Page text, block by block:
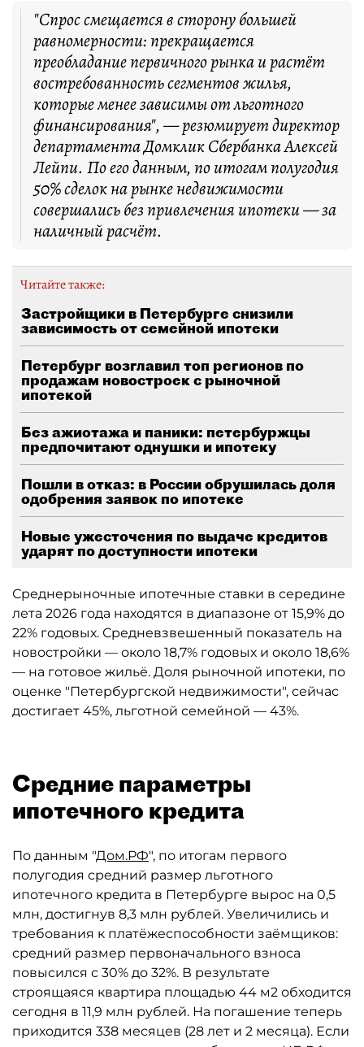
"Спрос смещается в сторону большей
равномерности: прекращается
преобладание первичного рынка и растёт
востребованность сегментов жилья,
которые менее зависимы от льготного
финансирования", — резюмирует директор
департамента Домклик Сбербанка Алексей
Лейпи. По его данным, по итогам полугодия
50% сделок на рынке недвижимости
совершались без привлечения ипотеки — за
наличный расчёт.
Читайте также:
Застройщики в Петербурге снизили
зависимость от семейной ипотеки
Петербург возглавил топ регионов по
продажам новостроек с рыночной
ипотекой
Без ажиотажа и паники: петербуржцы
предпочитают однушки и ипотеку
Пошли в отказ: в России обрушилась доля
одобрения заявок по ипотеке
Новые ужесточения по выдаче кредитов
ударят по доступности ипотеки
Среднерыночные ипотечные ставки в середине
лета 2026 года находятся в диапазоне от 15,9% до
22% годовых. Средневзвешенный показатель на
новостройки — около 18,7% годовых и около 18,6%
— на готовое жильё. Доля рыночной ипотеки, по
оценке "Петербургской недвижимости", сейчас
достигает 45%, льготной семейной — 43%.
Средние параметры
ипотечного кредита
По данным "Дом.РФ", по итогам первого
полугодия средний размер льготного
ипотечного кредита в Петербурге вырос на 0,5
млн, достигнув 8,3 млн рублей. Увеличились и
требования к платёжеспособности заёмщиков:
средний размер первоначального взноса
повысился с 30% до 32%. В результате
строящаяся квартира площадью 44 м2 обходится
сегодня в 11,9 млн рублей. На погашение теперь
приходится 338 месяцев (28 лет и 2 месяца). Если